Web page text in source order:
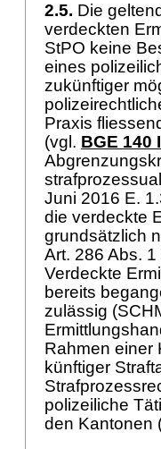
2.5. Die
verdeckten
StPO keine
eines
zukünftiger
Praxis
(vgl. BGE 140
Juni 2016 E.
die verdeckte
grundsätzlich
Art. 286 Abs. 1
Verdeckte
bereits
zulässig
Rahmen einer
künftiger
polizeiliche
den Kantonen